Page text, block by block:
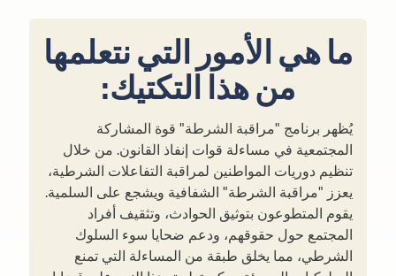
ما هي الأمور التي نتعلمها
من هذا التكتيك:
يُظهر برنامج "مراقبة الشرطة" قوة المشاركة
المجتمعية في مساءلة قوات إنفاذ القانون. من خلال
تنظيم دوريات المواطنين لمراقبة التفاعلات الشرطية،
يعزز "مراقبة الشرطة" الشفافية ويشجع على السلمية.
يقوم المتطوعون بتوثيق الحوادث، وتثقيف أفراد
المجتمع حول حقوقهم، ودعم ضحايا سوء السلوك
الشرطي، مما يخلق طبقة من المساءلة التي تمنع